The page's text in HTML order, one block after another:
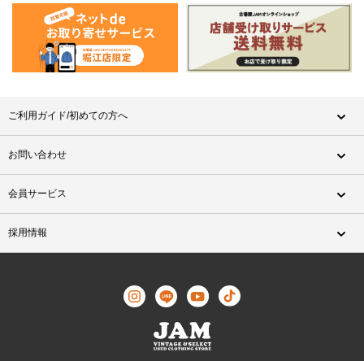
ご利用ガイド/初めての方へ
お問い合わせ
会員サービス
採用情報